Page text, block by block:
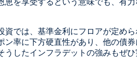
恵を享受するという意味でも、有
資では、基準金利にフロアが定め
ン率に下方硬直性があり、他の債
うしたインフラデットの強みもぜ